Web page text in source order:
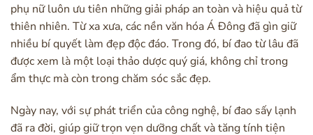
phụ nữ luôn ưu tiên những giải pháp an toàn và hiệu quả từ
thiên nhiên. Từ xa xưa, các nền văn hóa Á Đông đã gìn giữ
nhiều bí quyết làm đẹp độc đáo. Trong đó, bí đao từ lâu đã
được xem là một loại thảo dược quý giá, không chỉ trong
ẩm thực mà còn trong chăm sóc sắc đẹp.
Ngày nay, với sự phát triển của công nghệ, bí đao sấy lạnh
đã ra đời, giúp giữ trọn vẹn dưỡng chất và tăng tính tiện